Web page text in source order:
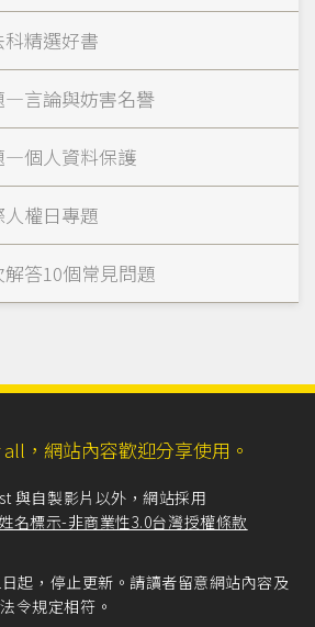
精選好書
—言論與妨害名譽
—個人資料保護
權日專題
答10個常見問題
，網站內容歡迎分享使用。
與自製影片以外，網站採用
名標示-非商業性3.0台灣授權條款
起，停止更新。請讀者留意網站內容及
令規定相符。